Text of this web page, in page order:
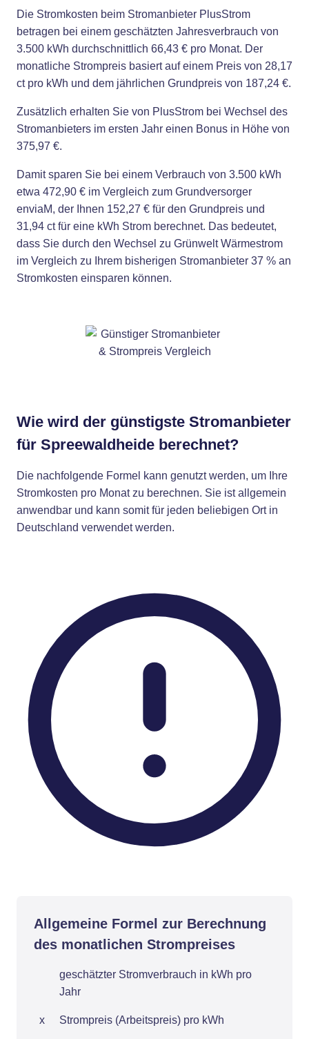
Die Stromkosten beim Stromanbieter PlusStrom
betragen bei einem geschätzten Jahresverbrauch von
3.500 kWh durchschnittlich 66,43 € pro Monat. Der
monatliche Strompreis basiert auf einem Preis von 28,17
ct pro kWh und dem jährlichen Grundpreis von 187,24 €.
Zusätzlich erhalten Sie von PlusStrom bei Wechsel des
Stromanbieters im ersten Jahr einen Bonus in Höhe von
375,97 €.
Damit sparen Sie bei einem Verbrauch von 3.500 kWh
etwa 472,90 € im Vergleich zum Grundversorger
enviaM, der Ihnen 152,27 € für den Grundpreis und
31,94 ct für eine kWh Strom berechnet. Das bedeutet,
dass Sie durch den Wechsel zu Grünwelt Wärmestrom
im Vergleich zu Ihrem bisherigen Stromanbieter 37 % an
Stromkosten einsparen können.
Wie wird der günstigste Stromanbieter
für Spreewaldheide berechnet?
Die nachfolgende Formel kann genutzt werden, um Ihre
Stromkosten pro Monat zu berechnen. Sie ist allgemein
anwendbar und kann somit für jeden beliebigen Ort in
Deutschland verwendet werden.
Allgemeine Formel zur Berechnung
des monatlichen Strompreises
geschätzter Stromverbrauch in kWh pro
Jahr
x Strompreis (Arbeitspreis) pro kWh